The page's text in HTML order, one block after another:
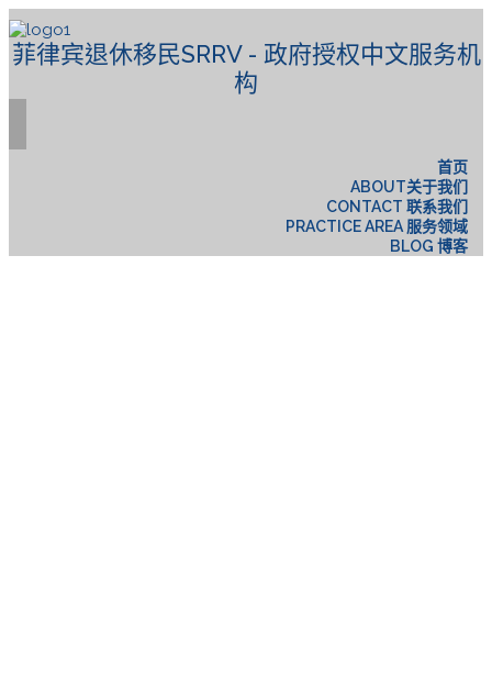
菲律宾退休移民SRRV - 政府授权中文服务机
构
首页
ABOUT关于我们
CONTACT 联系我们
PRACTICE AREA 服务领域
BLOG 博客